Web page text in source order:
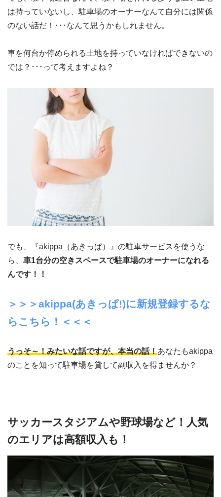
は持っていないし、駐車場のオーナーなんて自分には関係
のない話だ！･･･なんて思うかもしれません。
車を何台か停められる土地を持っていなければできないの
では？･･･って考えますよね？
でも、『akippa（あきっぱ）』の駐車サービスを使うな
ら、 車1台分の空きスペースで駐車場のオーナーになれる
んです！！
＞＞＞akippa(あきっぱ!)に新規登録するな
らこちら！＜＜＜
うっそ～！みたいな話ですが、本当の話！あなたもakippa
のことを知って駐車場を貸して副収入を得ませんか？
サッカースタジアムや野球場など！人気
のエリアは高額収入も！